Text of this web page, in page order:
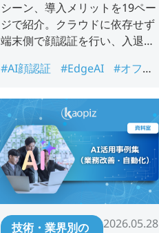
シーン、導入メリットを19ペー
ジで紹介。クラウドに依存せず
端末側で顔認証を行い、入退室
舗・施設認証を支援するサービ
#AI顔認証 #EdgeAI
#オフラ
退室管理 #勤怠管理 #本人確
認
技術・業界別の
2026.05.28